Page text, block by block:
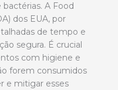
A Food
dos EUA, por
de tempo e
segura. É crucial
com higiene e
forem consumidos
e mitigar esses